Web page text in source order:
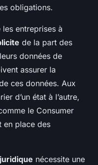
obligations.
entreprises à
de la part des
données de
assurer la
ces données. Aux
d’un état à l’autre,
le Consumer
en place des
nécessite une